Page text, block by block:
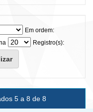
Em ordem:
Registro(s):
5 a 8 de 8